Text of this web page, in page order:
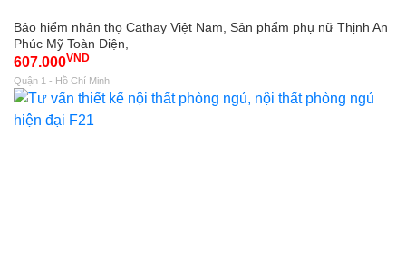
Bảo hiểm nhân thọ Cathay Việt Nam, Sản phẩm phụ nữ Thịnh An
Phúc Mỹ Toàn Diện,
607.000VND
Quận 1 - Hồ Chí Minh